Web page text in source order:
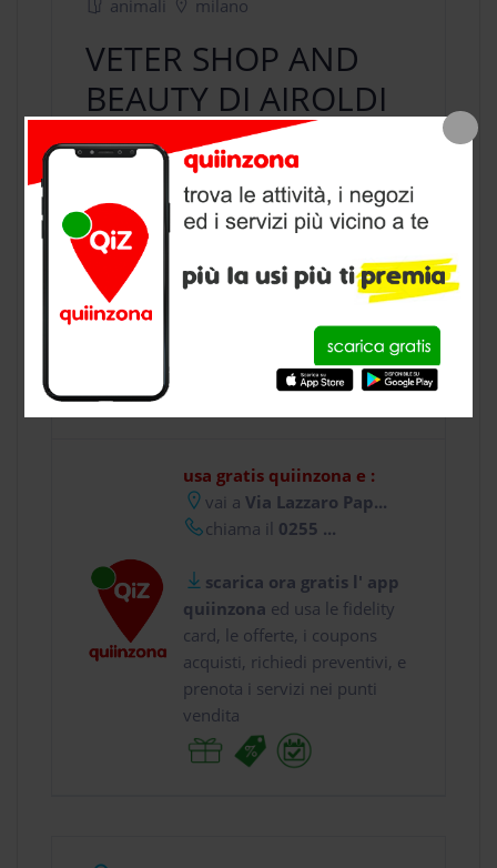
animali milano
VETER SHOP AND
BEAUTY DI AIROLDI
IVANA
negozio animali a Milano, provincia
di Milano
CONTATTI
usa gratis quiinzona e :
vai aVia Lazzaro Pap...
chiama il 0255 ...
scarica ora gratis l' app
quiinzona ed usa le fidelity
card, le offerte, i coupons
acquisti, richiedi preventivi, e
prenota i servizi nei punti
vendita